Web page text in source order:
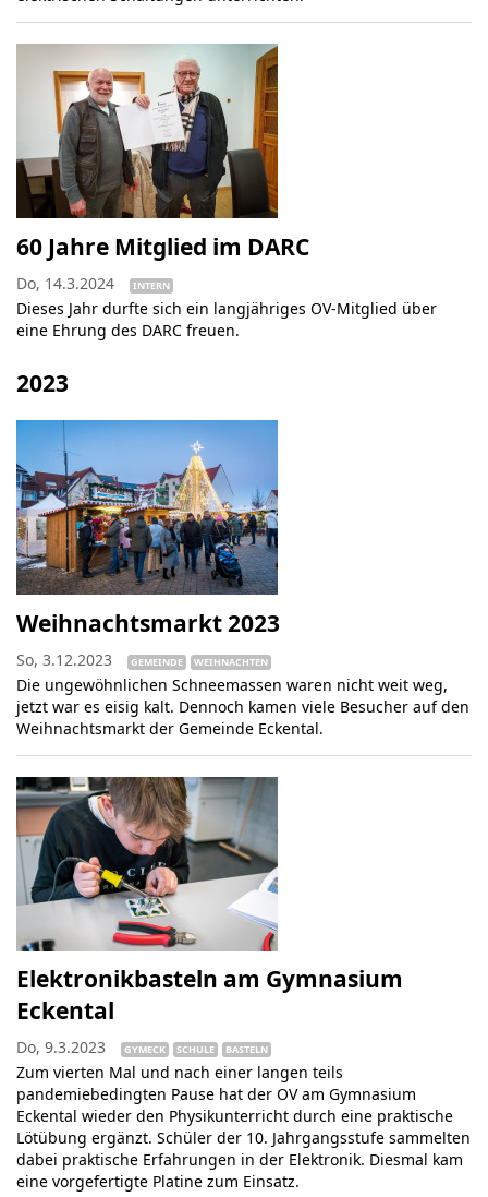
60 Jahre Mitglied im DARC
Do, 14.3.2024 INTERN
Dieses Jahr durfte sich ein langjähriges OV-Mitglied über
eine Ehrung des DARC freuen.
2023
Weihnachtsmarkt 2023
So, 3.12.2023 GEMEINDE WEIHNACHTEN
Die ungewöhnlichen Schneemassen waren nicht weit weg,
jetzt war es eisig kalt. Dennoch kamen viele Besucher auf den
Weihnachtsmarkt der Gemeinde Eckental.
Elektronikbasteln am Gymnasium
Eckental
Do, 9.3.2023 GYMECK SCHULE BASTELN
Zum vierten Mal und nach einer langen teils
pandemiebedingten Pause hat der OV am Gymnasium
Eckental wieder den Physikunterricht durch eine praktische
Lötübung ergänzt. Schüler der 10. Jahrgangsstufe sammelten
dabei praktische Erfahrungen in der Elektronik. Diesmal kam
eine vorgefertigte Platine zum Einsatz.